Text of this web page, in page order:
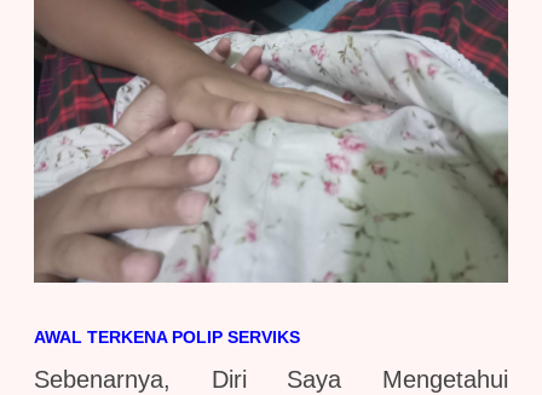
AWAL TERKENA POLIP SERVIKS
Sebenarnya, Diri Saya Mengetahui